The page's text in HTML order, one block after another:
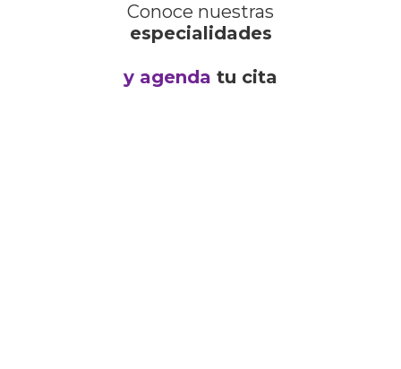
Conoce nuestras
especialidades
y agenda tu cita